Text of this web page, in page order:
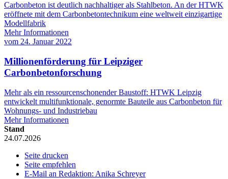
Carbonbeton ist deutlich nachhaltiger als Stahlbeton. An der HTWK
eröffnete mit dem Carbonbetontechnikum eine weltweit einzigartige
Modellfabrik
Mehr Informationen
vom 24. Januar 2022
Millionenförderung für Leipziger
Carbonbetonforschung
Mehr als ein ressourcenschonender Baustoff: HTWK Leipzig
entwickelt multifunktionale, genormte Bauteile aus Carbonbeton für
Wohnungs- und Industriebau
Mehr Informationen
Stand
24.07.2026
Seite drucken
Seite empfehlen
E-Mail an Redaktion: Anika Schreyer